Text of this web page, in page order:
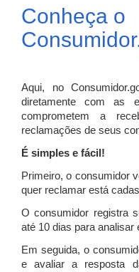
Conheça o
Aqui, no
diretamente com as
comprometem a
reclamações de seus
É simples e fácil!
Primeiro, o consumidor
quer reclamar está
O consumidor registra
até 10 dias para analisar
Em seguida, o
e avaliar a resposta